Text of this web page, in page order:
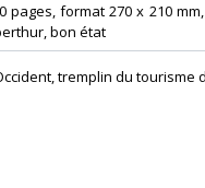
pages, format 270 x 210
bon état‎
tremplin du tourisme